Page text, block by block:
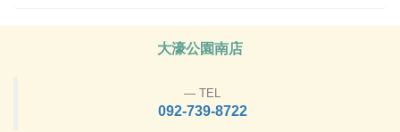
大濠公園南店
TEL
092-739-8722